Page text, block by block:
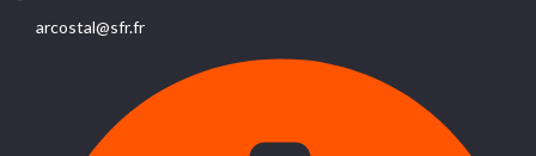
arcostal@sfr.fr